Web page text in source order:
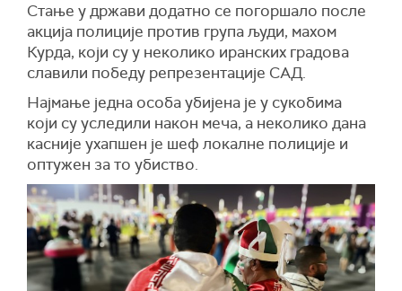
Стање у држави додатно се погоршало после
акција полиције против група људи, махом
Курда, који су у неколико иранских градова
славили победу репрезентације САД.
Најмање једна особа убијена је у сукобима
који су уследили након меча, а неколико дана
касније ухапшен је шеф локалне полиције и
оптужен за то убиство.